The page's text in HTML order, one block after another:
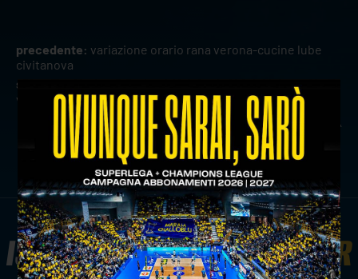
precedente: variazione orario rana verona-cucine lube
civitanova
successivo:
lollo's group confermato jersey sponsor di
verona volley
news prima squadra
ISCRIVITI ALLANEWSLETTER